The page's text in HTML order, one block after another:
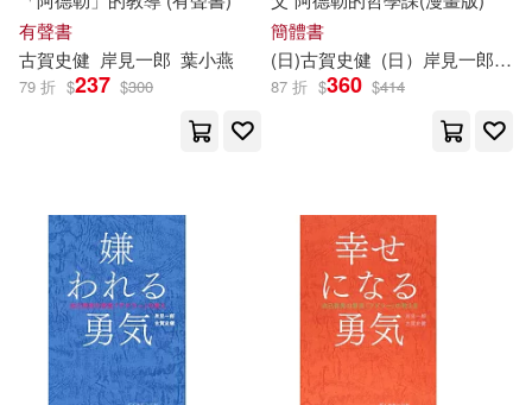
可海外宅配(18)
可港澳店取(18)
可菲律賓店取(18)
電子書 (可複選)
有聲書
古賀史健 岸見一郎 葉小燕
79 折 $237 $300
簡體書
(日)古賀史健 (日） 岸見一郎 渠
87 折 $360 $414